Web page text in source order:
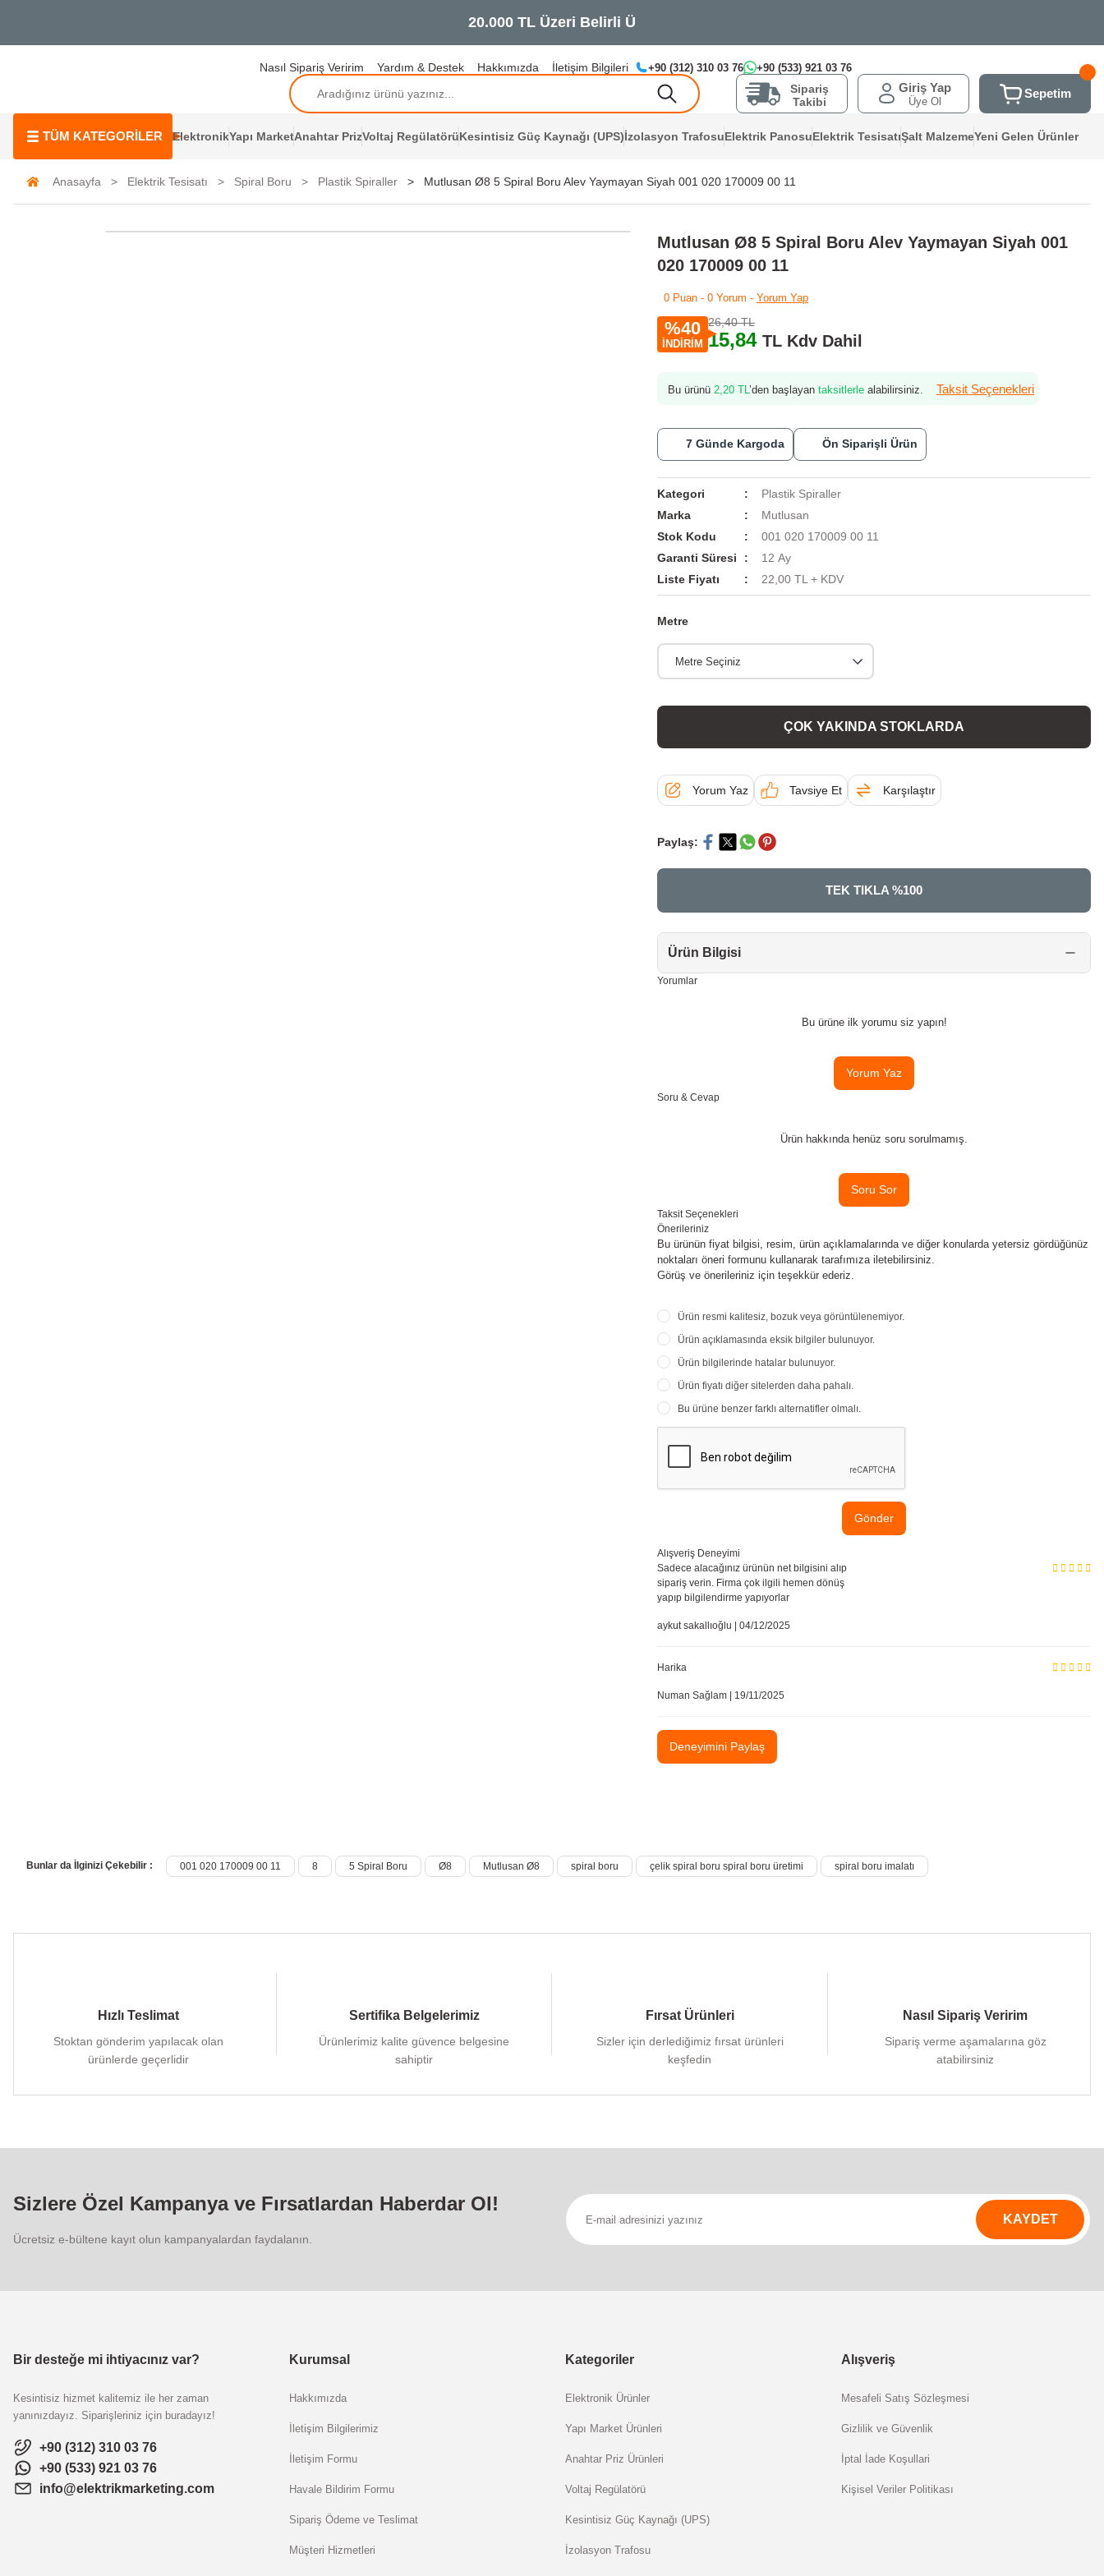
20.000
Nasıl Sipariş Veririm Yardım & Destek Hakkımızda İletişim Bilgileri +90 (312) 310 03 76 +90 (533) 921 03 76
Sipariş
Takibi
Giriş Yap
Üye Ol
Sepetim
TÜM KATEGORİLER ElektronikYapı MarketAnahtar PrizVoltaj RegülatörüKesintisiz Güç Kaynağı (UPS)İzolasyon TrafosuElektrik PanosuElektrik TesisatıŞalt MalzemeYeni Gelen Ürünler
Anasayfa Elektrik Tesisatı Spiral Boru Plastik Spiraller Mutlusan Ø8 5 Spiral Boru Alev Yaymayan Siyah 001 020 170009 00 11
Mutlusan Ø8 5 Spiral Boru Alev Yaymayan Siyah 001
020 170009 00 11
0 Puan - 0 Yorum - Yorum Yap
%40
İNDİRİM
26,40 TL
15,84 TL Kdv Dahil
Bu ürünü 2,20 TL ’den başlayan taksitlerle alabilirsiniz. Taksit Seçenekleri
7 Günde Kargoda Ön Siparişli Ürün
Kategori
Plastik Spiraller
Marka
Mutlusan
Stok Kodu
001 020 170009 00 11
Garanti Süresi
12 Ay
Liste Fiyatı
22,00 TL + KDV
Metre
ÇOK YAKINDA STOKLARDA
Yorum Yaz Tavsiye Et Karşılaştır
Paylaş:
TEK TIKLA %100 GÜVENLİ A
Ürün Bilgisi
Yorumlar
Bu ürüne ilk yorumu siz yapın!
Yorum Yaz
Soru & Cevap
Ürün hakkında henüz soru sorulmamış.
Soru Sor
Taksit Seçenekleri
Önerileriniz
Bu ürünün fiyat bilgisi, resim, ürün açıklamalarında ve diğer konularda yetersiz gördüğünüz
noktaları öneri formunu kullanarak tarafımıza iletebilirsiniz.
Görüş ve önerileriniz için teşekkür ederiz.
Ürün resmi kalitesiz, bozuk veya görüntülenemiyor.
Ürün açıklamasında eksik bilgiler bulunuyor.
Ürün bilgilerinde hatalar bulunuyor.
Ürün fiyatı diğer sitelerden daha pahalı.
Bu ürüne benzer farklı alternatifler olmalı.
Gönder
Alışveriş Deneyimi
Sadece alacağınız ürünün net bilgisini alıp
sipariş verin. Firma çok ilgili hemen dönüş
yapıp bilgilendirme yapıyorlar
aykut sakallıoğlu | 04/12/2025
Harika
Numan Sağlam | 19/11/2025
Deneyimini Paylaş
Bunlar da İlginizi Çekebilir : 001 020 170009 00 11 8 5 Spiral Boru Ø8 Mutlusan Ø8 spiral boru çelik spiral boru spiral boru üretimi spiral boru imalatı
Hızlı Teslimat
Stoktan gönderim yapılacak olan
ürünlerde geçerlidir
Sertifika Belgelerimiz
Ürünlerimiz kalite güvence belgesine
sahiptir
Fırsat Ürünleri
Sizler için derlediğimiz fırsat ürünleri
keşfedin
Nasıl Sipariş Veririm
Sipariş verme aşamalarına göz
atabilirsiniz
Sizlere Özel Kampanya ve Fırsatlardan Haberdar Ol!
Ücretsiz e-bültene kayıt olun kampanyalardan faydalanın.
KAYDET
Bir desteğe mi ihtiyacınız var?
Kesintisiz hizmet kalitemiz ile her zaman
yanınızdayız. Siparişleriniz için buradayız!
+90 (312) 310 03 76
+90 (533) 921 03 76
info@elektrikmarketing.com
Kurumsal
Hakkımızda
İletişim Bilgilerimiz
İletişim Formu
Havale Bildirim Formu
Sipariş Ödeme ve Teslimat
Müşteri Hizmetleri
Kategoriler
Elektronik Ürünler
Yapı Market Ürünleri
Anahtar Priz Ürünleri
Voltaj Regülatörü
Kesintisiz Güç Kaynağı (UPS)
İzolasyon Trafosu
Alışveriş
Mesafeli Satış Sözleşmesi
Gizlilik ve Güvenlik
İptal İade Koşullari
Kişisel Veriler Politikası